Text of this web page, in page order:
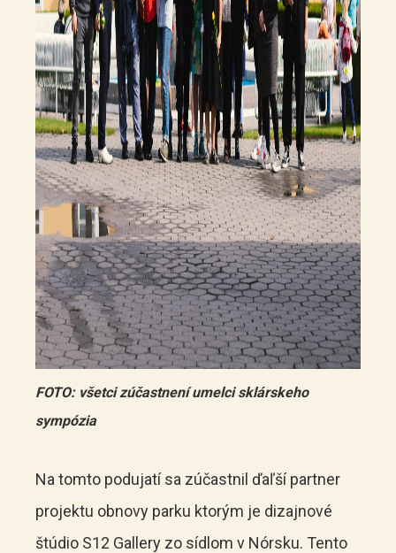
FOTO: všetci zúčastnení umelci sklárskeho
sympózia
Na tomto podujatí sa zúčastnil ďaľší partner
projektu obnovy parku ktorým je dizajnové
štúdio S12 Gallery zo sídlom v Nórsku. Tento